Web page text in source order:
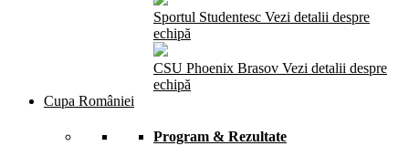
Sportul Studentesc Vezi detalii despre
echipă
CSU Phoenix Brasov Vezi detalii despre
echipă
Cupa României
Program & Rezultate